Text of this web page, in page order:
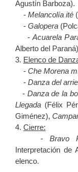
Agustín Barboza).
- Melancolía ité
- Galopera
- Acuarela
Alberto del
3. Elenco de
- Che Morena
- Danza del
- Danza de la
Llegada (Félix
Giménez),
4. Cierre:
-Bravo
Interpretación de
elenco.